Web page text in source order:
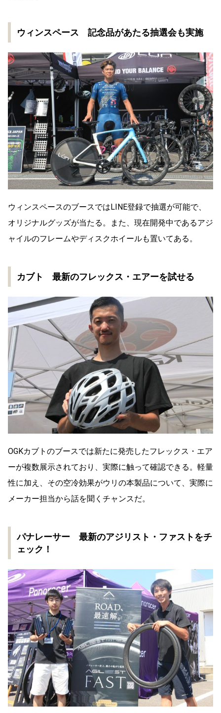
ウィンスペース 記念品があたる抽選会も実施
ウィンスペースのブースではLINE登録で抽選が可能で、
オリジナルグッズが当たる。また、現在開発中であるアジ
ャイルのフレームやディスクホイールも置いてある。
カブト 最新のフレックス・エアーを試せる
OGKカブトのブースでは新たに発売したフレックス・エア
ーが複数展示されており、実際に触って確認できる。軽量
性に加え、その空冷効果がウリの本製品について、実際に
メーカー担当から話を聞くチャンスだ。
パナレーサー 最新のアジリスト・ファストをチ
ェック！